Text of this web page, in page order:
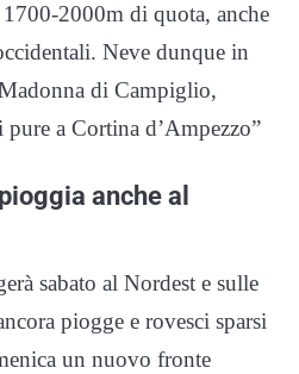
2000m di quota, anche
Neve dunque in
di Campiglio,
a Cortina d’Ampezzo”
anche al
sabato al Nordest e sulle
piogge e rovesci sparsi
un nuovo fronte